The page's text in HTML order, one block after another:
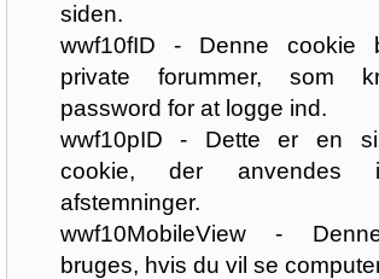
siden.
wwf10fID - Denne cookie
private forummer, som
password for at logge ind.
wwf10pID - Dette er en
cookie, der anvendes
afstemninger.
wwf10MobileView -
bruges, hvis du vil se